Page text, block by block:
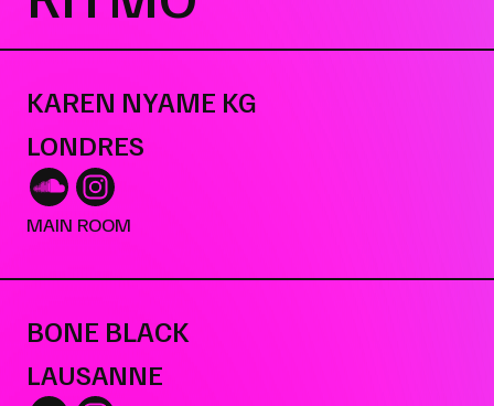
KAREN NYAME KG
LONDRES
MAIN ROOM
BONE BLACK
LAUSANNE